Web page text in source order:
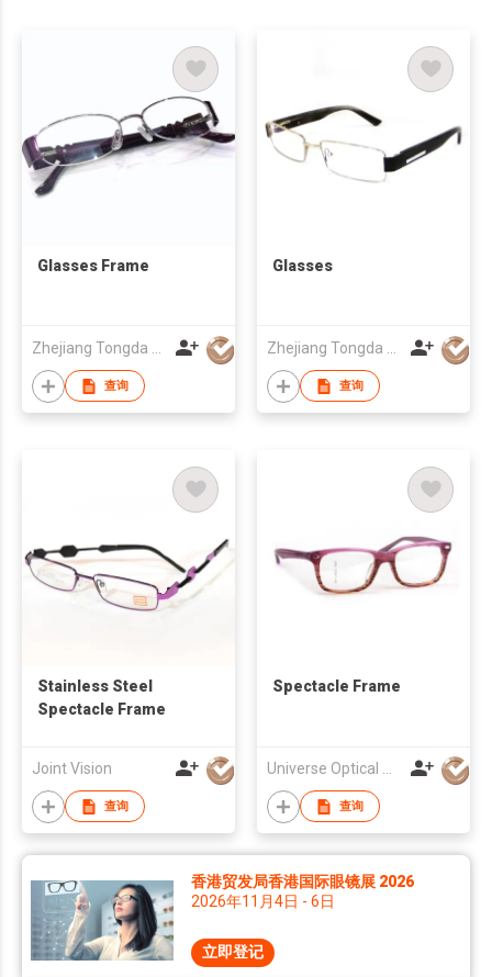
Glasses Frame
查询
Glasses
查询
Stainless Steel
Spectacle Frame
Joint Vision
查询
Spectacle Frame
Universe Optical Mfg Co., Ltd.
查询
香港贸发局香港国际眼镜展 2026
2026年11月4日 - 6日
立即登记